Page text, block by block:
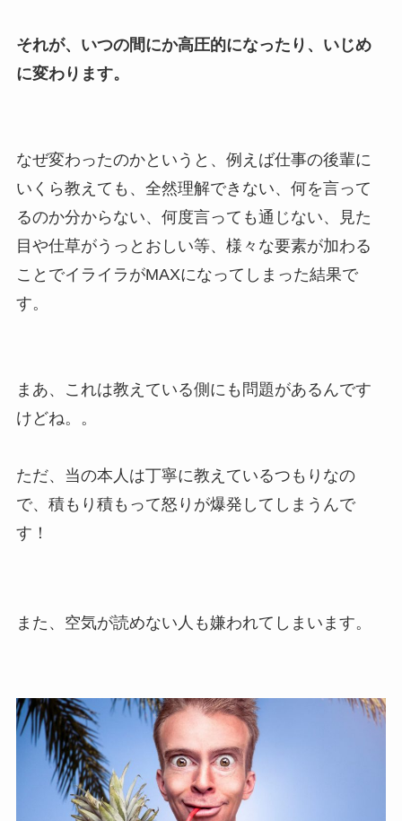
それが、いつの間にか高圧的になったり、いじめ
に変わります。
なぜ変わったのかというと、例えば仕事の後輩に
いくら教えても、全然理解できない、何を言って
るのか分からない、何度言っても通じない、見た
目や仕草がうっとおしい等、様々な要素が加わる
ことでイライラがMAXになってしまった結果で
す。
まあ、これは教えている側にも問題があるんです
けどね。。
ただ、当の本人は丁寧に教えているつもりなの
で、積もり積もって怒りが爆発してしまうんで
す！
また、空気が読めない人も嫌われてしまいます。